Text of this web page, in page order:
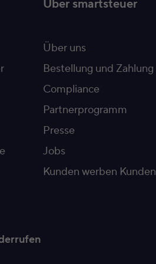
Über smartsteuer
Über uns
Bestellung und Zahlung
Compliance
Partnerprogramm
Presse
Jobs
Kunden werben Kunden